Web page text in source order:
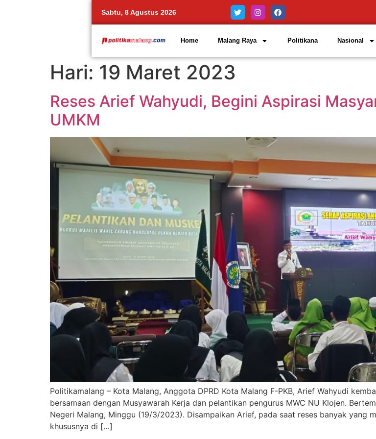
Sabtu, 8 Agustus 2026
Home Malang Raya Politikana Nasional
Hari: 19 Maret 2023
Reses Arief Wahyudi, Begini Aspirasi
UMKM
Politikamalang – Kota Malang, Anggota DPRD Kota Malang F-PKB, Arief Wahyudi
bersamaan dengan Musyawarah Kerja dan pelantikan pengurus MWC NU Klojen.
Negeri Malang, Minggu (19/3/2023). Disampaikan Arief, pada saat reses banyak yang
khususnya di […]